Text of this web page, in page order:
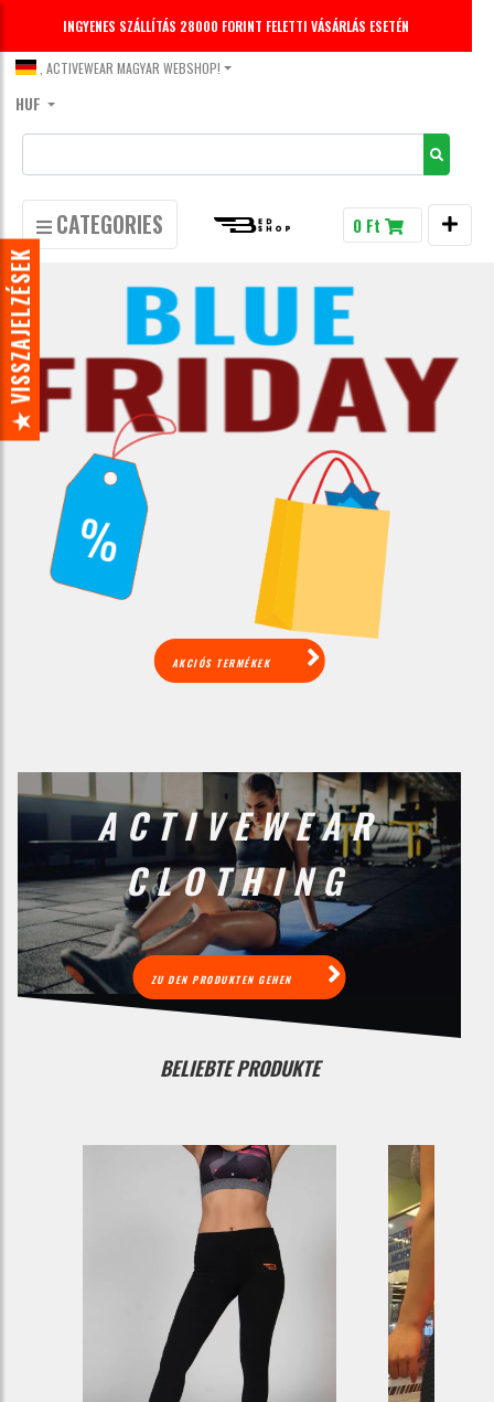
INGYENES SZÁLLÍTÁS 28000 FORINT FELETTI VÁSÁRLÁS ESETÉN
, ACTIVEWEAR MAGYAR WEBSHOP!
HUF
CATEGORIES 0 Ft
AKCIÓS TERMÉKEK
ACTIVEWEAR
CLOTHING
ZU DEN PRODUKTEN GEHEN
BELIEBTE PRODUKTE
★ VISSZAJELZÉSEK